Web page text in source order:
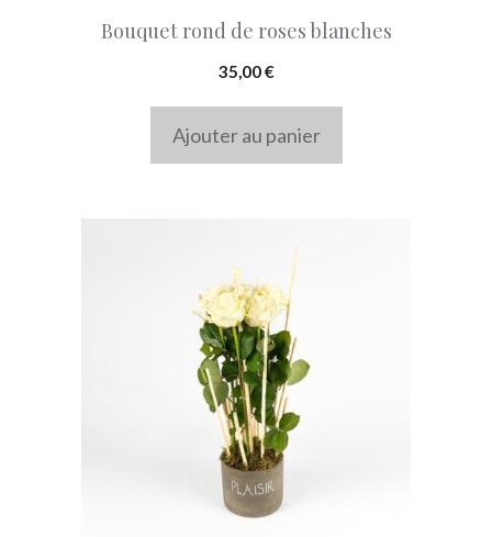
Bouquet rond de roses blanches
35,00€
Ajouter au panier